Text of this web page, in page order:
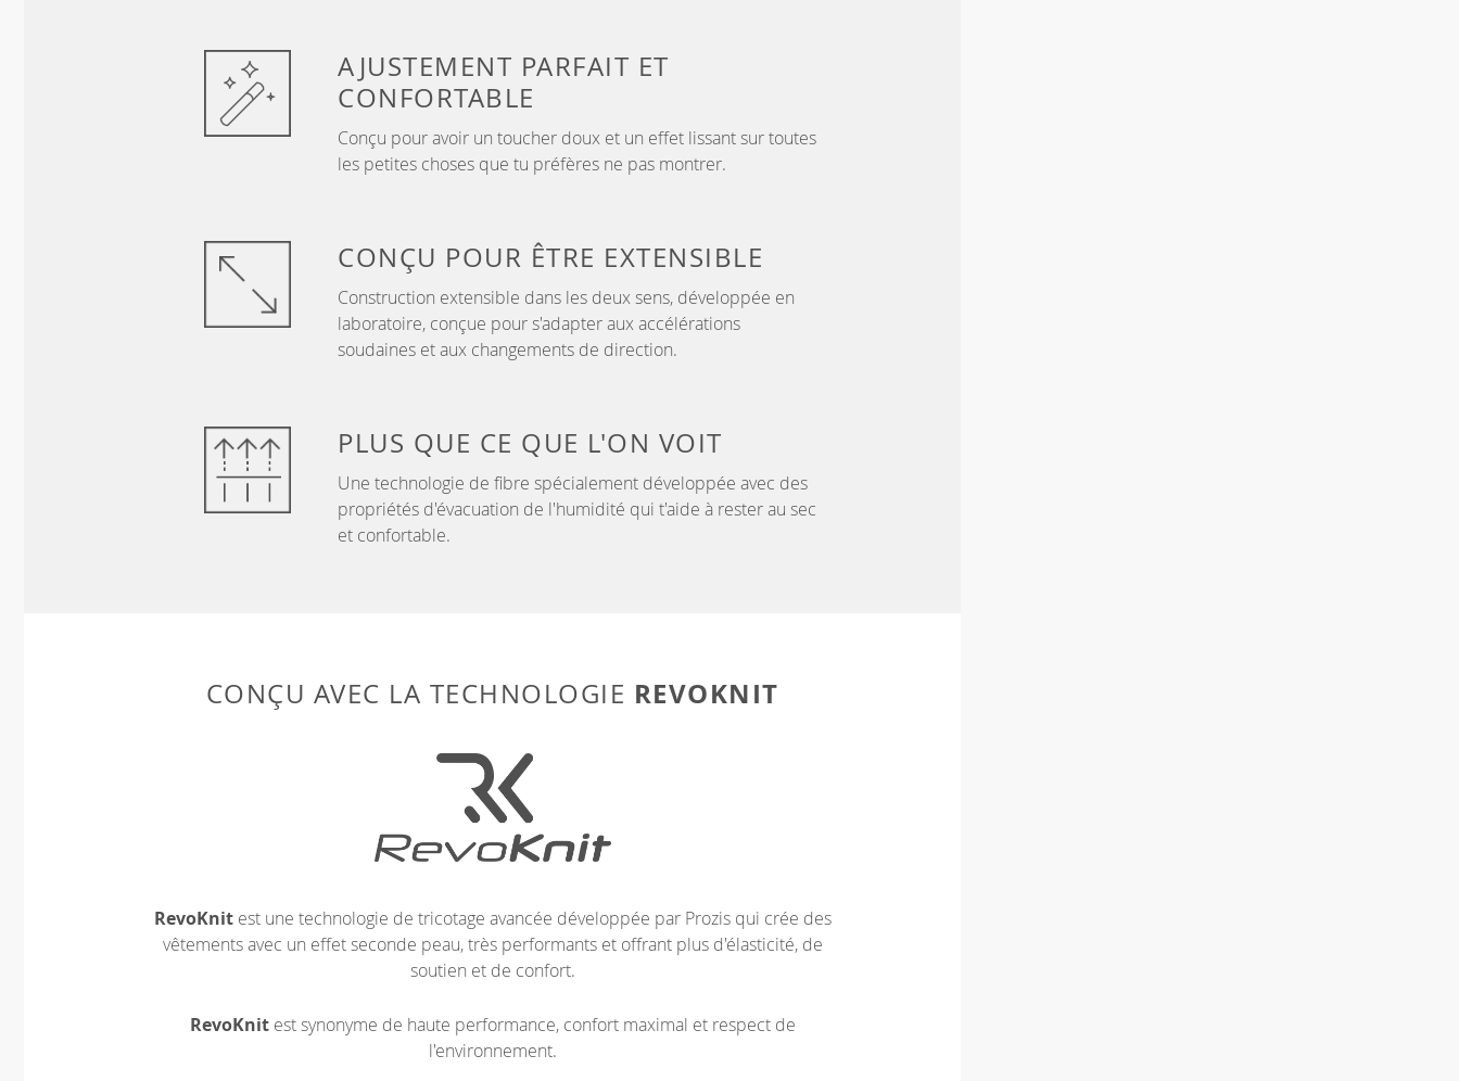
AJUSTEMENT PARFAIT ET
CONFORTABLE
Conçu pour avoir un toucher doux et un effet lissant sur toutes
les petites choses que tu préfères ne pas montrer.
CONÇU POUR ÊTRE EXTENSIBLE
Construction extensible dans les deux sens, développée en
laboratoire, conçue pour s'adapter aux accélérations
soudaines et aux changements de direction.
PLUS QUE CE QUE L'ON VOIT
Une technologie de fibre spécialement développée avec des
propriétés d'évacuation de l'humidité qui t'aide à rester au sec
et confortable.
CONÇU AVEC LA TECHNOLOGIE REVOKNIT
RevoKnitest une technologie de tricotage avancée développée par Prozis qui crée des
vêtements avec un effet seconde peau, très performants et offrant plus d'élasticité, de
soutien et de confort.
RevoKnitest synonyme de haute performance, confort maximal et respect de
l'environnement.